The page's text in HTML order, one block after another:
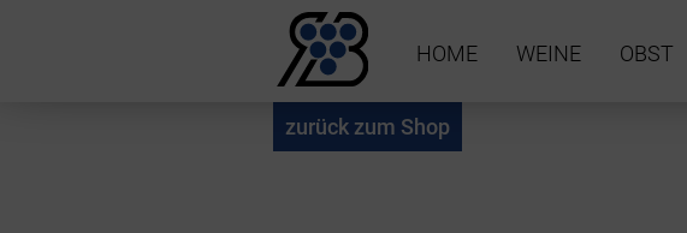
HOME WEINE OBST
zurück zum Shop